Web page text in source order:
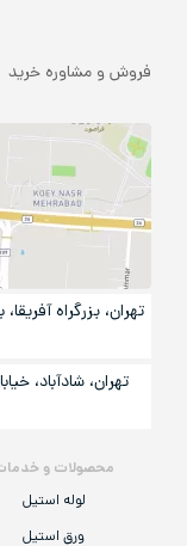
محصولات و
لوله استیل
ورق استیل
فروش و مشاوره خرید
تهران، بزرگراه